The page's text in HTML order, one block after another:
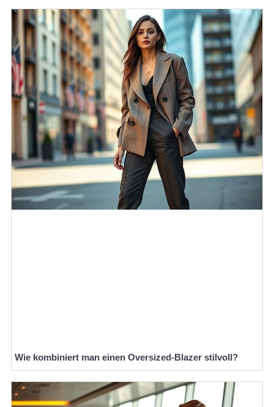
Wie kombiniert man einen Oversized-Blazer stilvoll?